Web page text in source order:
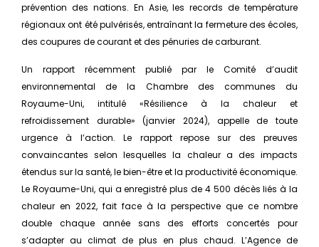
prévention des nations. En Asie, les records de température
régionaux ont été pulvérisés, entraînant la fermeture des écoles,
des coupures de courant et des pénuries de carburant.
Un rapport récemment publié par le Comité d’audit
environnemental de la Chambre des communes du
Royaume-Uni, intitulé «Résilience à la chaleur et
refroidissement durable» (janvier 2024), appelle de toute
urgence à l’action. Le rapport repose sur des preuves
convaincantes selon lesquelles la chaleur a des impacts
étendus sur la santé, le bien-être et la productivité économique.
Le Royaume-Uni, qui a enregistré plus de 4 500 décès liés à la
chaleur en 2022, fait face à la perspective que ce nombre
double chaque année sans des efforts concertés pour
s’adapter au climat de plus en plus chaud. L’Agence de